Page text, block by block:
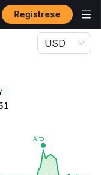
Regístrese
TPAD
USD